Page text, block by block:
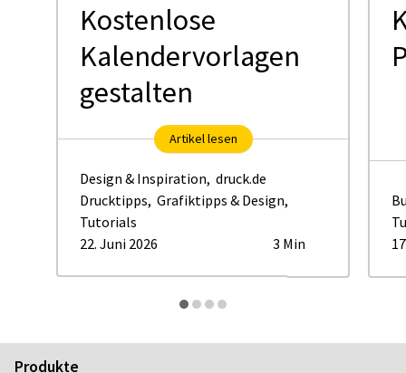
Kostenlose
Kalendervorlagen
gestalten
Artikel lesen
Design & Inspiration, druck.de
Drucktipps, Grafiktipps & Design,
Tutorials
22. Juni 2026
3 Min
Produkte